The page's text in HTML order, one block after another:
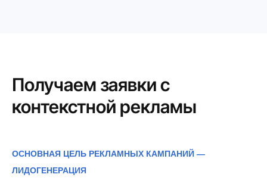
Получаем заявки с
контекстной рекламы
ОСНОВНАЯ ЦЕЛЬ РЕКЛАМНЫХ КАМПАНИЙ —
ЛИДОГЕНЕРАЦИЯ